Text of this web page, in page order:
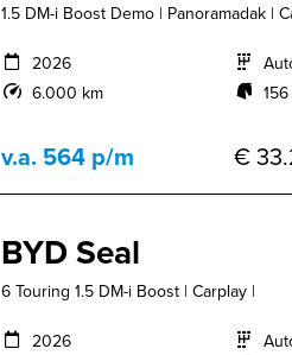
1.5 DM-i Boost Demo | Panoramadak |
2026
6.000 km
v.a. 564 p/m €
BYD Seal
6 Touring 1.5 DM-i Boost | Carplay |
2026